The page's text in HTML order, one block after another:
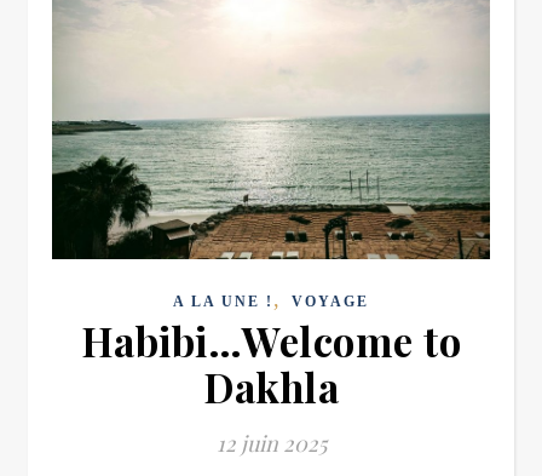
A LA UNE ! , VOYAGE
Habibi…Welcome to
Dakhla
12 juin 2025